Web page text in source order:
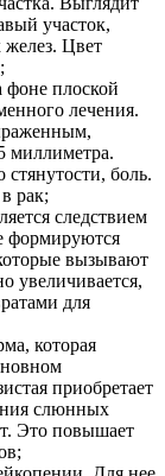
участок,
Цвет
фоне плоской
лечения.
миллиметра.
боль.
рак;
следствием
формируются
вызывают
увеличивается,
для
которая
приобретает
слюнных
Это повышает